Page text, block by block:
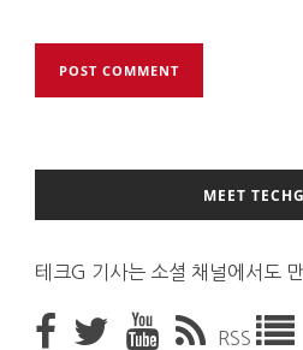
MEET
테크G 기사는 소셜 채널에서도
RSS